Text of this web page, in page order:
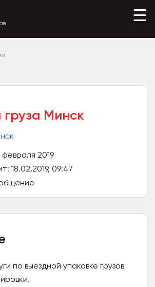
☰
груза Минск
2019
18.02.2019, 09:47
по выездной упаковке грузов